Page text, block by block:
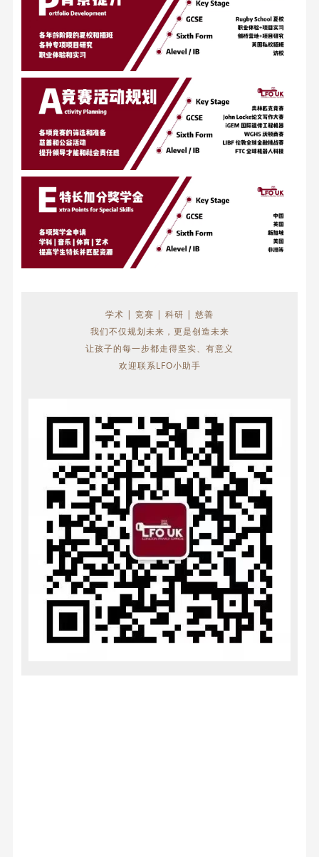
学术 | 竞赛 | 科研 | 慈善
我们不仅规划未来，更是创造未来
让孩子的每一步都走得坚实、有意义
欢迎联系LFO小助手